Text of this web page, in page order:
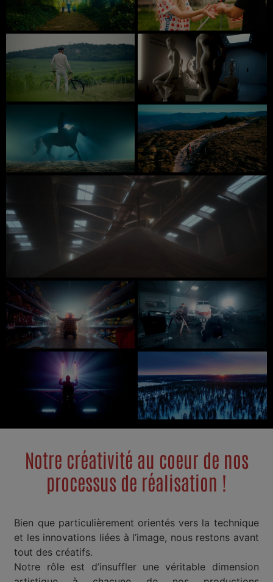
Notre créativité au coeur de nos
processus de réalisation !
Bien que particulièrement orientés vers la technique
et les innovations liées à l’image, nous restons avant
tout des créatifs.
Notre rôle est d’insuffler une véritable dimension